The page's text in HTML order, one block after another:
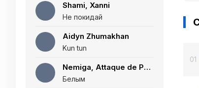
Shami, Xanni
Не покидай
Aidyn Zhumakhan
Kun tun
Nemiga, Attaque de Panique
Белым
01